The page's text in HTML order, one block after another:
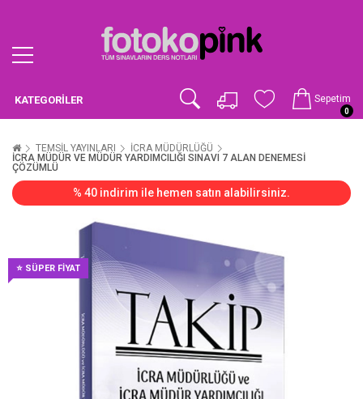
0
Sepetim
KATEGORILER
TEMSİL YAYINLARI
İCRA MÜDÜRLÜĞÜ
İCRA MÜDÜR VE MÜDÜR YARDIMCILIĞI SINAVI 7 ALAN DENEMESİ
ÇÖZÜMLÜ
% 40 indirim ile hemen satın alabilirsiniz.
⭐ SÜPER FİYAT